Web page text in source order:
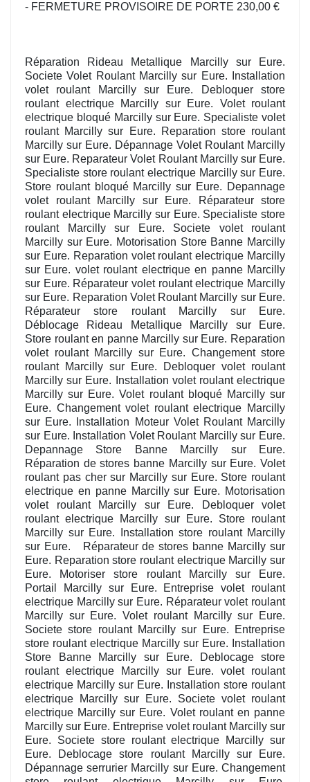
- FERMETURE PROVISOIRE DE PORTE 230,00 €
Réparation Rideau Metallique Marcilly sur Eure.
Societe Volet Roulant Marcilly sur Eure. Installation
volet roulant Marcilly sur Eure. Debloquer store
roulant electrique Marcilly sur Eure. Volet roulant
electrique bloqué Marcilly sur Eure. Specialiste volet
roulant Marcilly sur Eure. Reparation store roulant
Marcilly sur Eure. Dépannage Volet Roulant Marcilly
sur Eure. Reparateur Volet Roulant Marcilly sur Eure.
Specialiste store roulant electrique Marcilly sur Eure.
Store roulant bloqué Marcilly sur Eure. Depannage
volet roulant Marcilly sur Eure. Réparateur store
roulant electrique Marcilly sur Eure. Specialiste store
roulant Marcilly sur Eure. Societe volet roulant
Marcilly sur Eure. Motorisation Store Banne Marcilly
sur Eure. Reparation volet roulant electrique Marcilly
sur Eure. volet roulant electrique en panne Marcilly
sur Eure. Réparateur volet roulant electrique Marcilly
sur Eure. Reparation Volet Roulant Marcilly sur Eure.
Réparateur store roulant Marcilly sur Eure.
Déblocage Rideau Metallique Marcilly sur Eure.
Store roulant en panne Marcilly sur Eure. Reparation
volet roulant Marcilly sur Eure. Changement store
roulant Marcilly sur Eure. Debloquer volet roulant
Marcilly sur Eure. Installation volet roulant electrique
Marcilly sur Eure. Volet roulant bloqué Marcilly sur
Eure. Changement volet roulant electrique Marcilly
sur Eure. Installation Moteur Volet Roulant Marcilly
sur Eure. Installation Volet Roulant Marcilly sur Eure.
Depannage Store Banne Marcilly sur Eure.
Réparation de stores banne Marcilly sur Eure. Volet
roulant pas cher sur Marcilly sur Eure. Store roulant
electrique en panne Marcilly sur Eure. Motorisation
volet roulant Marcilly sur Eure. Debloquer volet
roulant electrique Marcilly sur Eure. Store roulant
Marcilly sur Eure. Installation store roulant Marcilly
sur Eure. Réparateur de stores banne Marcilly sur
Eure. Reparation store roulant electrique Marcilly sur
Eure. Motoriser store roulant Marcilly sur Eure.
Portail Marcilly sur Eure. Entreprise volet roulant
electrique Marcilly sur Eure. Réparateur volet roulant
Marcilly sur Eure. Volet roulant Marcilly sur Eure.
Societe store roulant Marcilly sur Eure. Entreprise
store roulant electrique Marcilly sur Eure. Installation
Store Banne Marcilly sur Eure. Deblocage store
roulant electrique Marcilly sur Eure. volet roulant
electrique Marcilly sur Eure. Installation store roulant
electrique Marcilly sur Eure. Societe volet roulant
electrique Marcilly sur Eure. Volet roulant en panne
Marcilly sur Eure. Entreprise volet roulant Marcilly sur
Eure. Societe store roulant electrique Marcilly sur
Eure. Deblocage store roulant Marcilly sur Eure.
Dépannage serrurier Marcilly sur Eure. Changement